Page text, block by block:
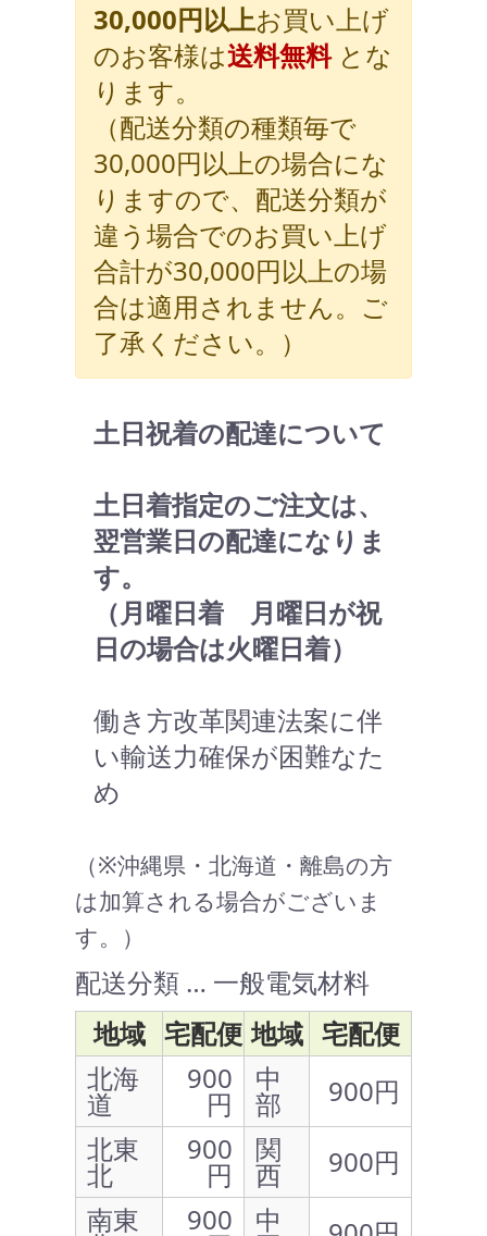
30,000円以上お買い上げ
のお客様は送料無料とな
ります。
（配送分類の種類毎で
30,000円以上の場合にな
りますので、配送分類が
違う場合でのお買い上げ
合計が30,000円以上の場
合は適用されません。ご
了承ください。）
土日祝着の配達について
土日着指定のご注文は、
翌営業日の配達になりま
す。
（月曜日着 月曜日が祝
日の場合は火曜日着）
働き方改革関連法案に伴
い輸送力確保が困難なた
め
（※沖縄県・北海道・離島の方
は加算される場合がございま
す。）
配送分類 … 一般電気材料
地域 宅配便 地域 宅配便
北海
道
900
円
中
部
900円
北東
北
900
円
関
西
900円
南東
900 中